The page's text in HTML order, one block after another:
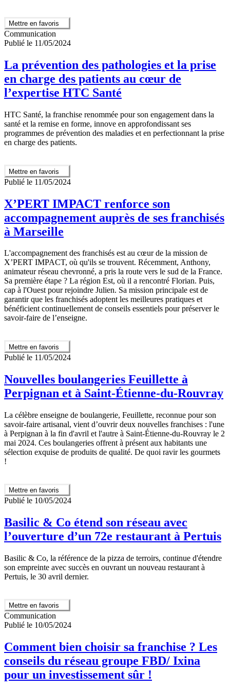
Mettre en favoris
Communication
Publié le 11/05/2024
La prévention des pathologies et la prise
en charge des patients au cœur de
l’expertise HTC Santé
HTC Santé, la franchise renommée pour son engagement dans la
santé et la remise en forme, innove en approfondissant ses
programmes de prévention des maladies et en perfectionnant la prise
en charge des patients.
Mettre en favoris
Publié le 11/05/2024
X’PERT IMPACT renforce son
accompagnement auprès de ses franchisés
à Marseille
L'accompagnement des franchisés est au cœur de la mission de
X’PERT IMPACT, où qu'ils se trouvent. Récemment, Anthony,
animateur réseau chevronné, a pris la route vers le sud de la France.
Sa première étape ? La région Est, où il a rencontré Florian. Puis,
cap à l'Ouest pour rejoindre Julien. Sa mission principale est de
garantir que les franchisés adoptent les meilleures pratiques et
bénéficient continuellement de conseils essentiels pour préserver le
savoir-faire de l’enseigne.
Mettre en favoris
Publié le 11/05/2024
Nouvelles boulangeries Feuillette à
Perpignan et à Saint-Étienne-du-Rouvray
La célèbre enseigne de boulangerie, Feuillette, reconnue pour son
savoir-faire artisanal, vient d’ouvrir deux nouvelles franchises : l'une
à Perpignan à la fin d'avril et l'autre à Saint-Étienne-du-Rouvray le 2
mai 2024. Ces boulangeries offrent à présent aux habitants une
sélection exquise de produits de qualité. De quoi ravir les gourmets
!
Mettre en favoris
Publié le 10/05/2024
Basilic & Co étend son réseau avec
l’ouverture d’un 72e restaurant à Pertuis
Basilic & Co, la référence de la pizza de terroirs, continue d'étendre
son empreinte avec succès en ouvrant un nouveau restaurant à
Pertuis, le 30 avril dernier.
Mettre en favoris
Communication
Publié le 10/05/2024
Comment bien choisir sa franchise ? Les
conseils du réseau groupe FBD/ Ixina
pour un investissement sûr !